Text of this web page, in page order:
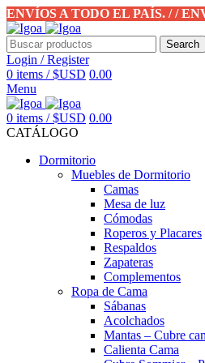
ENVÍOS A TODO EL PAÍS. / /
Search
Login / Register
0 items / $USD 0.00
Menu
0 items / $USD 0.00
CATÁLOGO
Dormitorio
Muebles de Dormitorio
Camas
Mesa de luz
Cómodas
Roperos y Placares
Respaldos
Zapateras
Complementos
Ropa de Cama
Sábanas
Acolchados
Mantas – Cubre
Calienta Cama